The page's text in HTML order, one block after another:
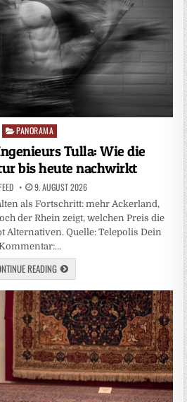
Posted
PANORAMA
Tulla: Wie die
bis heute nachwirkt
9. AUGUST 2026
als Fortschritt: mehr Ackerland,
der Rhein zeigt, welchen Preis die
Alternativen. Quelle: Telepolis Dein
READING